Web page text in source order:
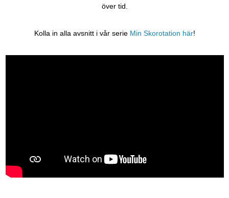
över tid.
Kolla in alla avsnitt i vår serie Min Skorotation här!